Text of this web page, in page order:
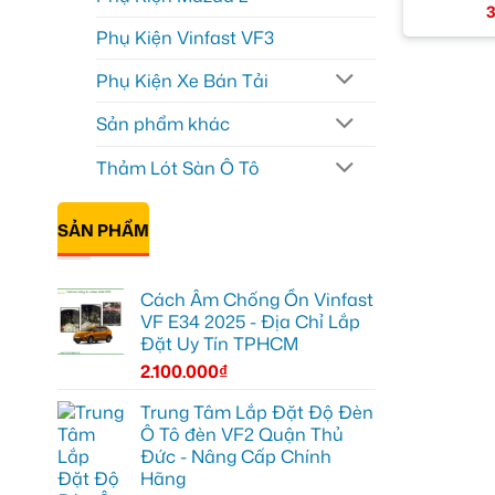
Phụ Kiện Vinfast VF3
Phụ Kiện Xe Bán Tải
Sản phẩm khác
Thảm Lót Sàn Ô Tô
SẢN PHẨM
Cách Âm Chống Ồn Vinfast
VF E34 2025 - Địa Chỉ Lắp
Đặt Uy Tín TPHCM
2.100.000₫
Trung Tâm Lắp Đặt Độ Đèn
Ô Tô đèn VF2 Quận Thủ
Đức - Nâng Cấp Chính
Hãng